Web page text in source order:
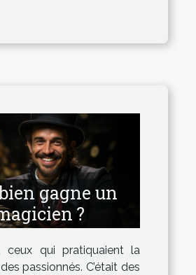
gagne un
?
ceux qui pratiquaient la
passionnés. C’était des